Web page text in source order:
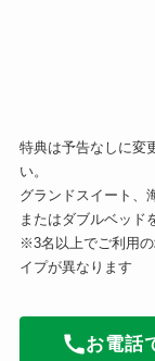
特典は予告なしに変
い。
グランドスイート、
またはダブルベッド
※3名以上でご利用
イプが異なります
お電話